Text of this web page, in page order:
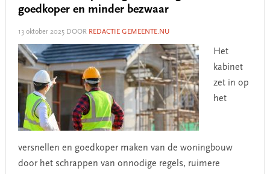
goedkoper en minder bezwaar
13 oktober 2025DOOR REDACTIE GEMEENTE.NU
Het
kabinet
zet in op
het
versnellen en goedkoper maken van de woningbouw
door het schrappen van onnodige regels, ruimere